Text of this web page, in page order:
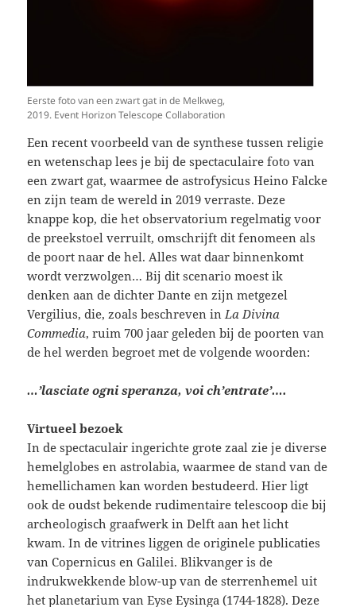
Eerste foto van een zwart gat in de Melkweg,
2019. Event Horizon Telescope Collaboration
Een recent voorbeeld van de synthese tussen religie
en wetenschap lees je bij de spectaculaire foto van
een zwart gat, waarmee de astrofysicus Heino Falcke
en zijn team de wereld in 2019 verraste. Deze
knappe kop, die het observatorium regelmatig voor
de preekstoel verruilt, omschrijft dit fenomeen als
de poort naar de hel. Alles wat daar binnenkomt
wordt verzwolgen… Bij dit scenario moest ik
denken aan de dichter Dante en zijn metgezel
Vergilius, die, zoals beschreven inLa Divina
Commedia, ruim 700 jaar geleden bij de poorten van
de hel werden begroet met de volgende woorden:
…’lasciate ogni speranza, voi ch’entrate’….
Virtueel bezoek
In de spectaculair ingerichte grote zaal zie je diverse
hemelglobes en astrolabia, waarmee de stand van de
hemellichamen kan worden bestudeerd. Hier ligt
ook de oudst bekende rudimentaire telescoop die bij
archeologisch graafwerk in Delft aan het licht
kwam. In de vitrines liggen de originele publicaties
van Copernicus en Galilei. Blikvanger is de
indrukwekkende blow-up van de sterrenhemel uit
het planetarium van Eyse Eysinga (1744-1828). Deze